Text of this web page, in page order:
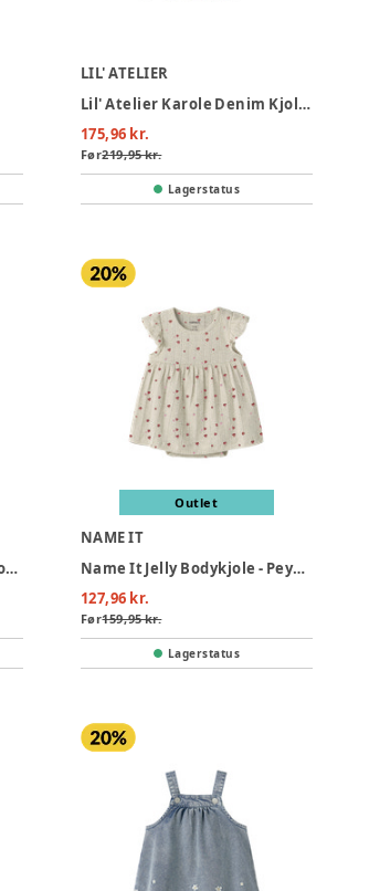
LIL' ATELIER
Lil' Atelier Karole Denim Kjole - Medium Blue Denim
175,96 kr.
Før219,95 kr.
Lagerstatus
Lil' Atelier Kamma Kjole - Morganite
Outlet
NAME IT
Name It Jelly Bodykjole - Peyote Melange
127,96 kr.
Før159,95 kr.
Lagerstatus